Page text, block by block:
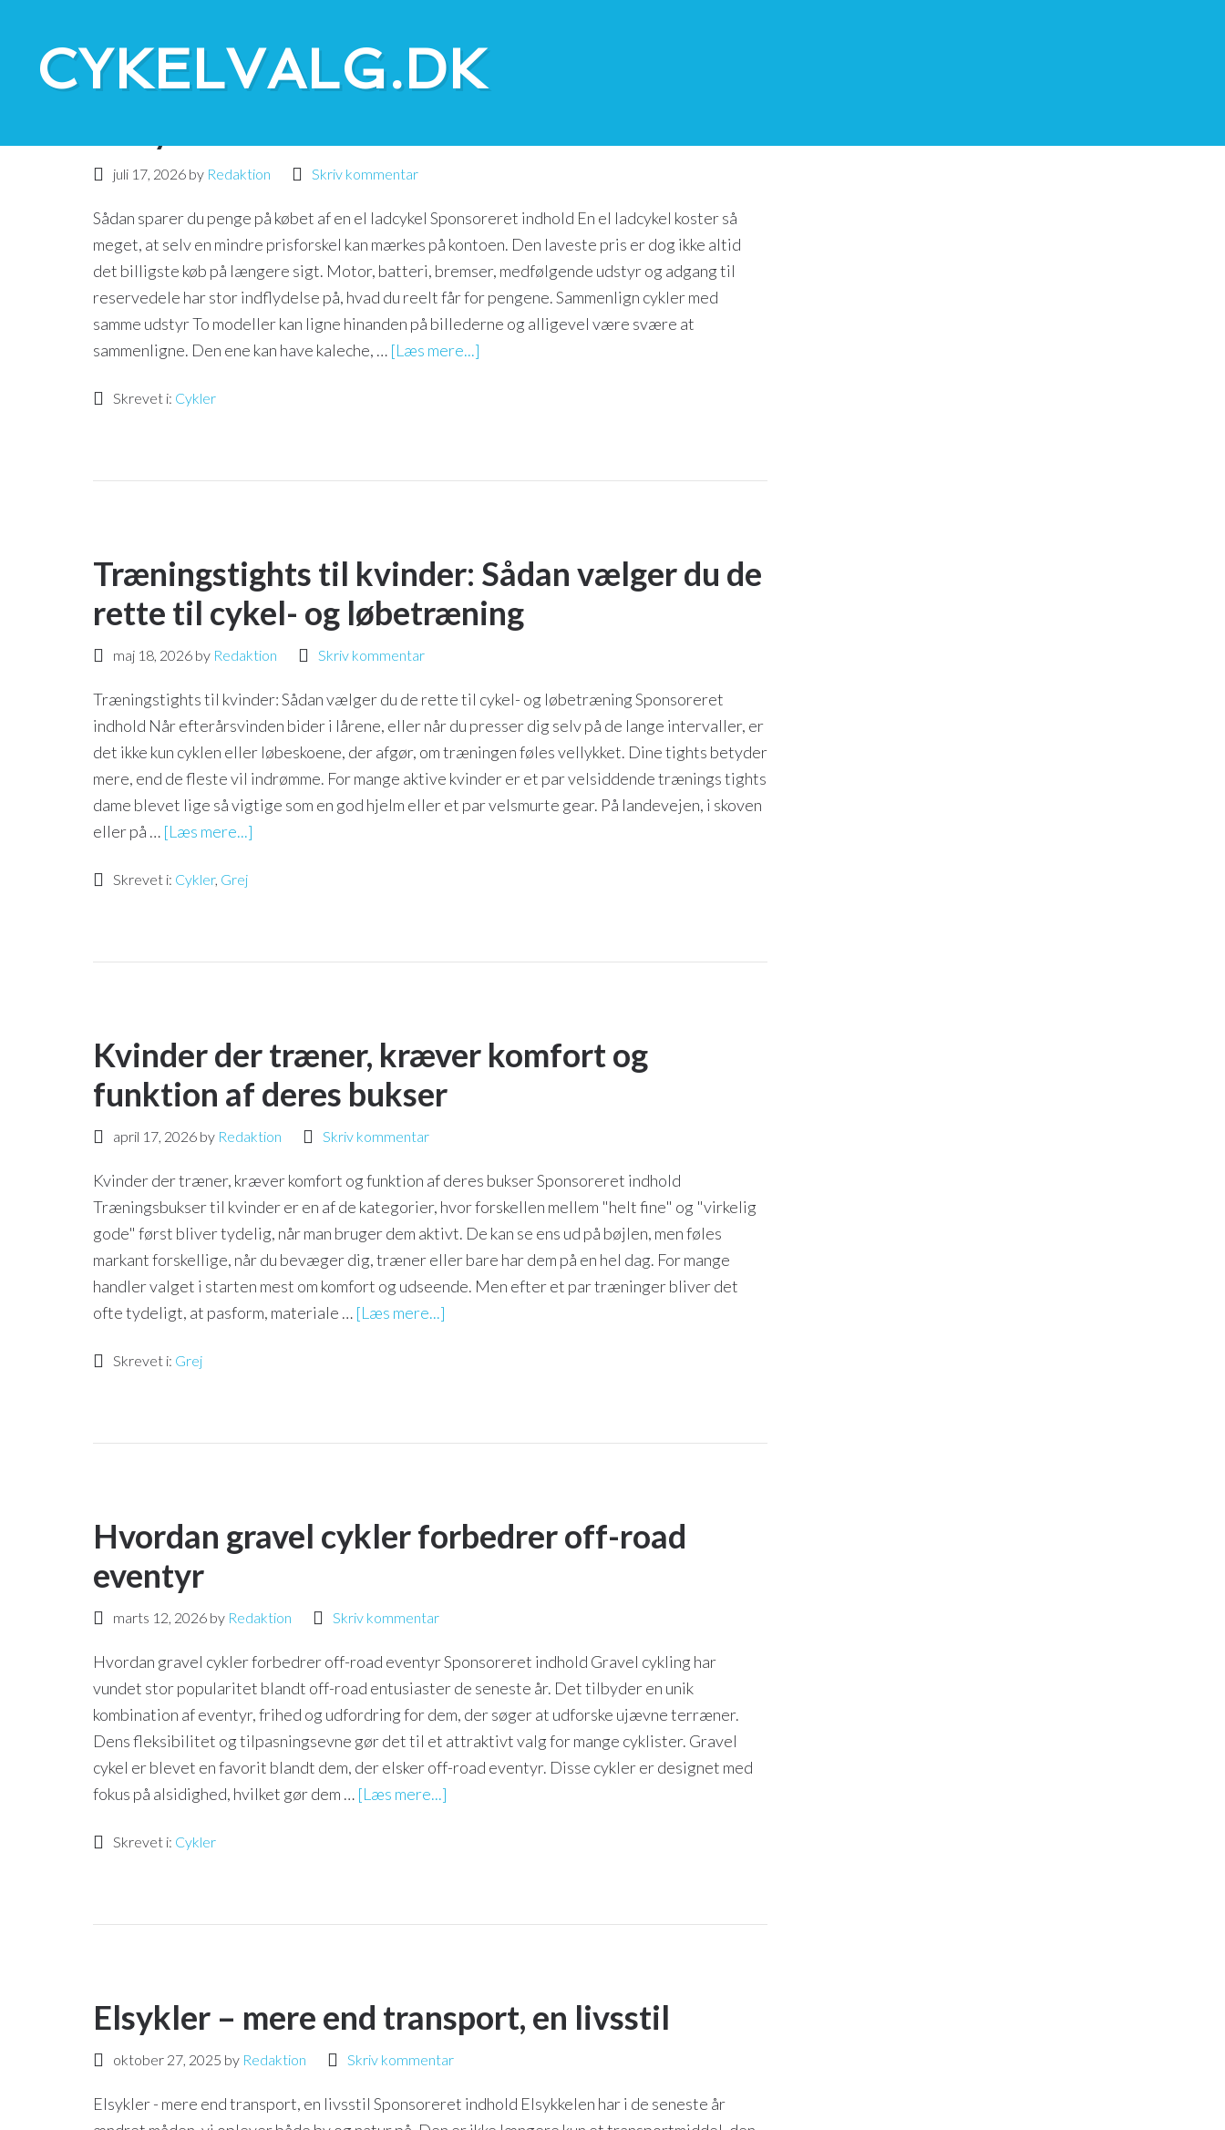
CYKELVALG.DK
Sådan sparer du penge på købet af en el
juli 17, 2026 by Redaktion Skriv kommentar
Sådan sparer du penge på købet af en el ladcykel Sponsoreret indhold En el ladcykel koster så
meget, at selv en mindre prisforskel kan mærkes på kontoen. Den laveste pris er dog ikke altid
det billigste køb på længere sigt. Motor, batteri, bremser, medfølgende udstyr og adgang til
reservedele har stor indflydelse på, hvad du reelt får for pengene. Sammenlign cykler med
samme udstyr To modeller kan ligne hinanden på billederne og alligevel være svære at
sammenligne. Den ene kan have kaleche, … [Læs mere...]
Skrevet i: Cykler
Træningstights til kvinder: Sådan vælger du de
rette til cykel- og løbetræning
maj 18, 2026 by Redaktion Skriv kommentar
Træningstights til kvinder: Sådan vælger du de rette til cykel- og løbetræning Sponsoreret
indhold Når efterårsvinden bider i lårene, eller når du presser dig selv på de lange intervaller, er
det ikke kun cyklen eller løbeskoene, der afgør, om træningen føles vellykket. Dine tights betyder
mere, end de fleste vil indrømme. For mange aktive kvinder er et par velsiddende trænings tights
dame blevet lige så vigtige som en god hjelm eller et par velsmurte gear. På landevejen, i skoven
eller på … [Læs mere...]
Skrevet i: Cykler, Grej
Kvinder der træner, kræver komfort og
funktion af deres bukser
april 17, 2026 by Redaktion Skriv kommentar
Kvinder der træner, kræver komfort og funktion af deres bukser Sponsoreret indhold
Træningsbukser til kvinder er en af de kategorier, hvor forskellen mellem "helt fine" og "virkelig
gode" først bliver tydelig, når man bruger dem aktivt. De kan se ens ud på bøjlen, men føles
markant forskellige, når du bevæger dig, træner eller bare har dem på en hel dag. For mange
handler valget i starten mest om komfort og udseende. Men efter et par træninger bliver det
ofte tydeligt, at pasform, materiale … [Læs mere...]
Skrevet i: Grej
Hvordan gravel cykler forbedrer off-road
eventyr
marts 12, 2026 by Redaktion Skriv kommentar
Hvordan gravel cykler forbedrer off-road eventyr Sponsoreret indhold Gravel cykling har
vundet stor popularitet blandt off-road entusiaster de seneste år. Det tilbyder en unik
kombination af eventyr, frihed og udfordring for dem, der søger at udforske ujævne terræner.
Dens fleksibilitet og tilpasningsevne gør det til et attraktivt valg for mange cyklister. Gravel
cykel er blevet en favorit blandt dem, der elsker off-road eventyr. Disse cykler er designet med
fokus på alsidighed, hvilket gør dem … [Læs mere...]
Skrevet i: Cykler
Elsykler – mere end transport, en livsstil
oktober 27, 2025 by Redaktion Skriv kommentar
Elsykler - mere end transport, en livsstil Sponsoreret indhold Elsykkelen har i de seneste år